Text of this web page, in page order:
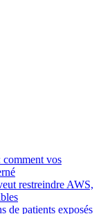
vos
restreindre AWS,
de patients exposés